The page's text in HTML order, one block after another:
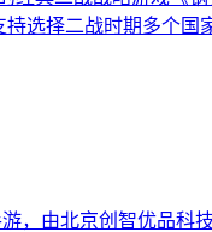
选择二战时期多个国
，由北京创智优品